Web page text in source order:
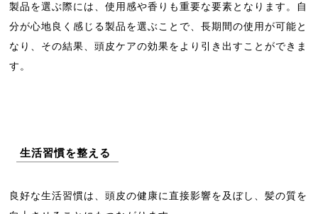
製品を選ぶ際には、使用感や香りも重要な要素となります。自
分が心地良く感じる製品を選ぶことで、長期間の使用が可能と
なり、その結果、頭皮ケアの効果をより引き出すことができま
す。
生活習慣を整える
良好な生活習慣は、頭皮の健康に直接影響を及ぼし、髪の質を